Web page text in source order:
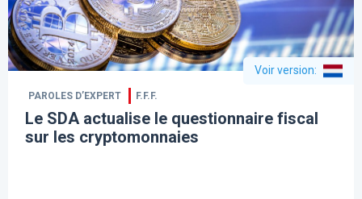
Voir version:
PAROLES D’EXPERT F.F.F.
Le SDA actualise le questionnaire fiscal
sur les cryptomonnaies